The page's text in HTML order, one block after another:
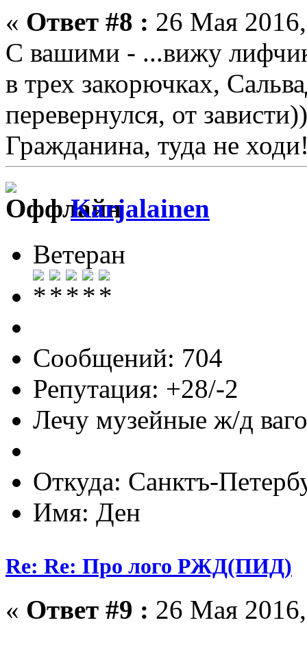
« Ответ #8 : 26 Мая
С вашими - ...вижу
в трех закорючках,
перевернулся, от зависти))
Гражданина, туда не
Karjalainen
Ветеран
Сообщений: 704
Репутация: +28/-2
Лечу музейные ж/д
Откуда: Санктъ-
Имя: Ден
Re: Re: Про лого РЖД(ПИД)
« Ответ #9 : 26 Мая